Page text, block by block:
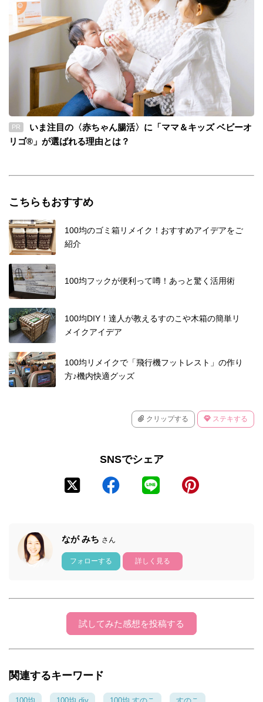
PR
いま注目の〈赤ちゃん腸活〉に「ママ＆キッズ ベビーオ
リゴ®」が選ばれる理由とは？
こちらもおすすめ
100均のゴミ箱リメイク！おすすめアイデアをご
紹介
100均フックが便利って噂！あっと驚く活用術
100均DIY！達人が教えるすのこや木箱の簡単リ
メイクアイデア
100均リメイクで「飛行機フットレスト」の作り
方♪機内快適グッズ
クリップする ステキする
SNSでシェア
なが みち さん
フォローする 詳しく見る
試してみた感想を投稿する
関連するキーワード